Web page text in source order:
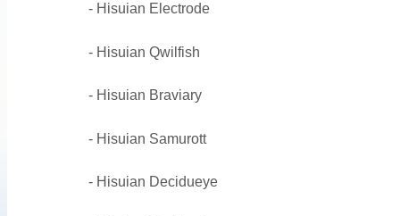
- Hisuian Electrode
- Hisuian Qwilfish
- Hisuian Braviary
- Hisuian Samurott
- Hisuian Decidueye